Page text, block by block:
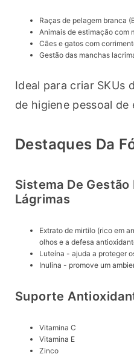
Raças de pelagem branca
Animais de estimação com
Cães e gatos com
Gestão das manchas
Ideal para criar SKUs
de higiene pessoal de
Destaques Da
Sistema De Gestão
Lágrimas
Extrato de mirtilo (rico em
olhos e a defesa
Luteína - ajuda a proteger
Inulina - promove um
Suporte
Vitamina C
Vitamina E
Zinco